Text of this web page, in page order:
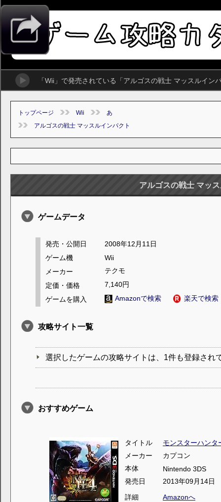
「Wii」で発売されている「アルゴスの戦士 マッスルイ
トップページ Wii
あ
アルゴスの戦士 マッスルインパクト
アルゴスの戦士 マッ
ゲームデータ
発売・公開日
2008年12月11日
ゲーム機
Wii
メーカー
テクモ
定価・価格
7,140円
ゲームを購入
Amazonで検索 楽天で検索
攻略サイト一覧
選択したゲームの攻略サイトは、1件も登録され
おすすめゲーム
タイトル
モンスターハンタ
メーカー
カプコン
本体
Nintendo 3DS
発売日
2013年09月14日
詳細
Amazonへ